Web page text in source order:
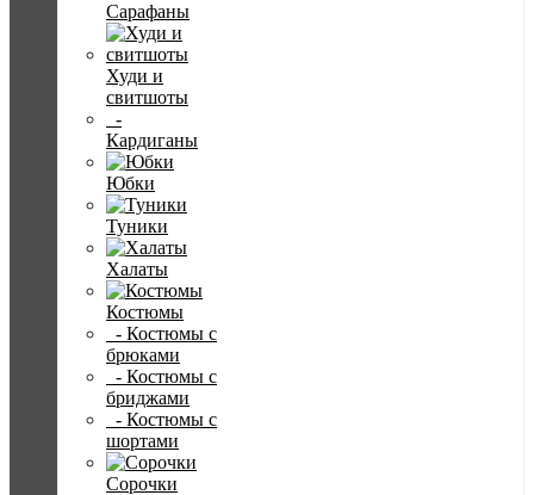
Сарафаны
Худи и
свитшоты
-
Кардиганы
Юбки
Туники
Халаты
Костюмы
- Костюмы с
брюками
- Костюмы с
бриджами
- Костюмы с
шортами
Сорочки